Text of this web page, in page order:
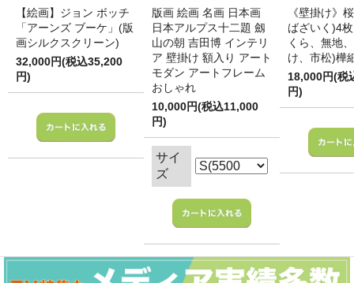
【絵画】ジョン ボッチ
「アーンズ ブーケ」(版
画シルクスクリーン)
32,000円(税込35,200
円)
版画 絵画 名画 日本画
日本アルプス十二題 劔
山の朝 吉田博 インテリ
ア 壁掛け 額入り アート
モダン アートフレーム
おしゃれ
10,000円(税込11,000
円)
サイ
ズ
《壁掛け》
ばざいく)4
くら、無地
け、市松)樺
18,000円(税
円)